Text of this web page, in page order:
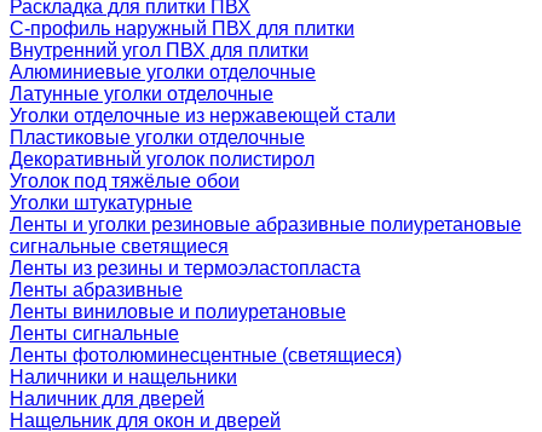
Раскладка для плитки ПВХ
С-профиль наружный ПВХ для плитки
Внутренний угол ПВХ для плитки
Алюминиевые уголки отделочные
Латунные уголки отделочные
Уголки отделочные из нержавеющей стали
Пластиковые уголки отделочные
Декоративный уголок полистирол
Уголок под тяжёлые обои
Уголки штукатурные
Ленты и уголки резиновые абразивные полиуретановые
сигнальные светящиеся
Ленты из резины и термоэластопласта
Ленты абразивные
Ленты виниловые и полиуретановые
Ленты сигнальные
Ленты фотолюминесцентные (светящиеся)
Наличники и нащельники
Наличник для дверей
Нащельник для окон и дверей